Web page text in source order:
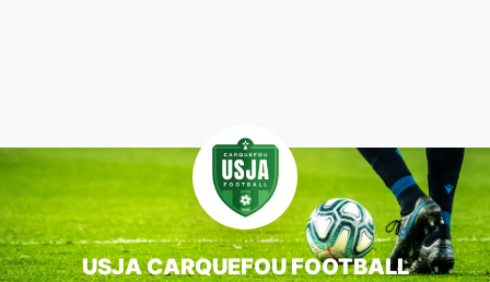
USJA CARQUEFOU FOOTBALL